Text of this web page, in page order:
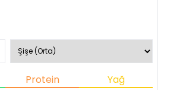
Protein Yağ